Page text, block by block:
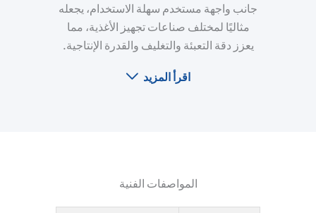
جانب واجهة مستخدم سهلة الاستخدام، يجعله
مثاليًا لمختلف صناعات تجهيز الأغذية، مما
يعزز دقة التعبئة والتغليف والقدرة الإنتاجية.
اقرأ المزيد
المواصفات الفنية